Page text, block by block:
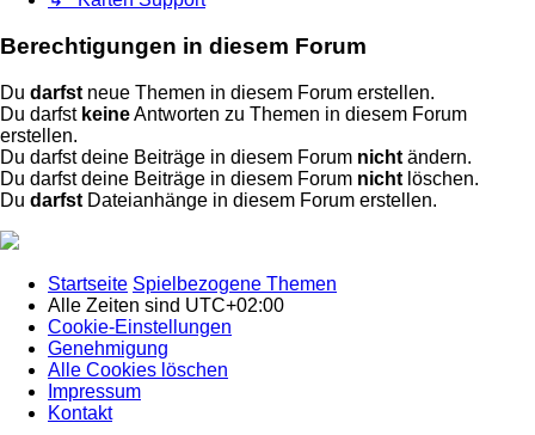
Berechtigungen in diesem Forum
Du darfst neue Themen in diesem Forum erstellen.
Du darfst keineAntworten zu Themen in diesem Forum
erstellen.
Du darfst deine Beiträge in diesem Forum nicht ändern.
Du darfst deine Beiträge in diesem Forum nicht löschen.
Du darfst Dateianhänge in diesem Forum erstellen.
Startseite Spielbezogene Themen
Alle Zeiten sind UTC+02:00
Cookie-Einstellungen
Genehmigung
Alle Cookies löschen
Impressum
Kontakt